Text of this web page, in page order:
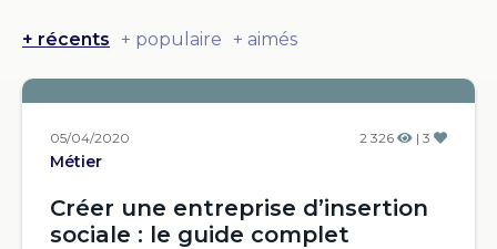
+ récents + populaire + aimés
05/04/2020 2 326 | 3
Métier
Créer une entreprise d’insertion
sociale : le guide complet